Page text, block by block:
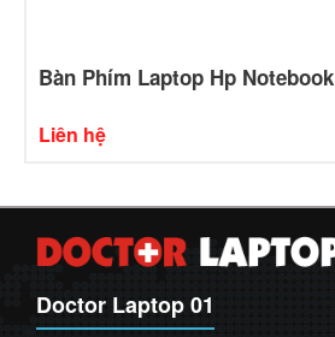
Bàn Phím Laptop Hp Notebook
Liên hệ
Doctor Laptop 01